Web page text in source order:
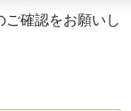
ている時間帯より
けます。
了承ください。
急遽お献立が変
ご確認をお願いし
入れず、メッセ